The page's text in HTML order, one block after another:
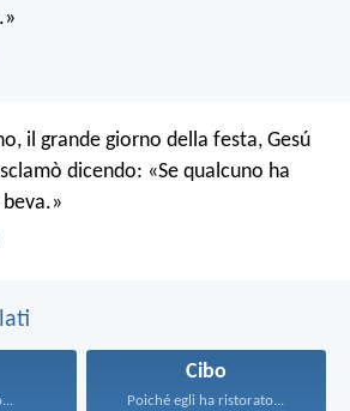
il grande giorno della festa, Gesú
dicendo: «Se qualcuno ha
Cibo
Poiché egli ha ristorato...